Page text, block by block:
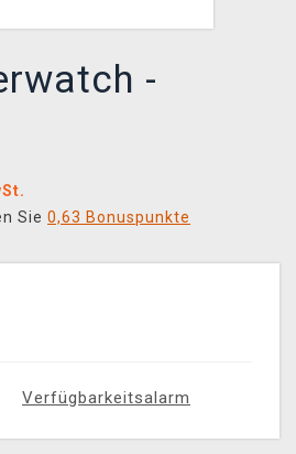
-
Sie 0,63 Bonuspunkte
Verfügbarkeitsalarm